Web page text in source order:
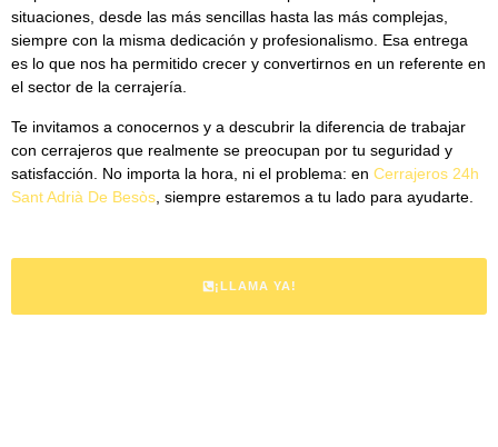
situaciones, desde las más sencillas hasta las más complejas,
siempre con la misma dedicación y profesionalismo. Esa entrega
es lo que nos ha permitido crecer y convertirnos en un referente en
el sector de la cerrajería.
Te invitamos a conocernos y a descubrir la diferencia de trabajar
con cerrajeros que realmente se preocupan por tu seguridad y
satisfacción. No importa la hora, ni el problema: en Cerrajeros 24h
Sant Adrià De Besòs , siempre estaremos a tu lado para ayudarte.
¡LLAMA YA!